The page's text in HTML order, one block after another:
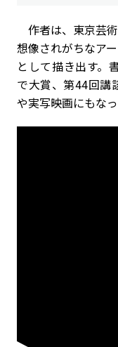
作者は、東京芸
想像されがちなア
として描き出す。
で大賞、第44回講
や実写映画にもなっ